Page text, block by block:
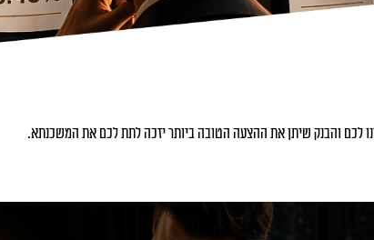
לכם והבנק שיתן את ההצעה הטובה ביותר יזכה לתת לכם את המשכנתא.